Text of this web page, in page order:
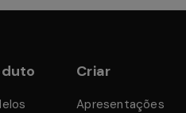
Criar
Apresentações